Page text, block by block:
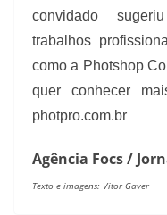
convidado
trabalhos
como a Photshop
quer conhecer
photpro.com.br
Agência Focs /
Texto e imagens: Vitor Gaver